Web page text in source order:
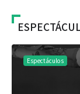
Espectáculos